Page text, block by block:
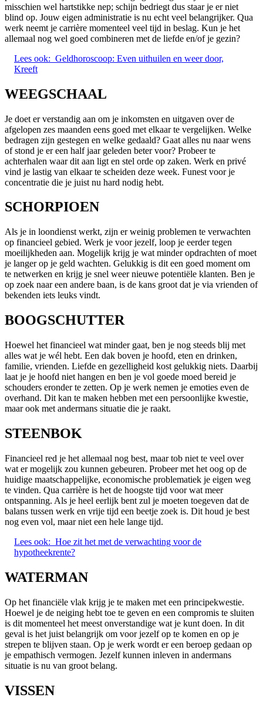
misschien wel hartstikke nep; schijn bedriegt dus staar je er niet
blind op. Jouw eigen administratie is nu echt veel belangrijker. Qua
werk neemt je carrière momenteel veel tijd in beslag. Kun je het
allemaal nog wel goed combineren met de liefde en/of je gezin?
Lees ook: Geldhoroscoop: Even uithuilen en weer door,
Kreeft
WEEGSCHAAL
Je doet er verstandig aan om je inkomsten en uitgaven over de
afgelopen zes maanden eens goed met elkaar te vergelijken. Welke
bedragen zijn gestegen en welke gedaald? Gaat alles nu naar wens
of stond je er een half jaar geleden beter voor? Probeer te
achterhalen waar dit aan ligt en stel orde op zaken. Werk en privé
vind je lastig van elkaar te scheiden deze week. Funest voor je
concentratie die je juist nu hard nodig hebt.
SCHORPIOEN
Als je in loondienst werkt, zijn er weinig problemen te verwachten
op financieel gebied. Werk je voor jezelf, loop je eerder tegen
moeilijkheden aan. Mogelijk krijg je wat minder opdrachten of moet
je langer op je geld wachten. Gelukkig is dit een goed moment om
te netwerken en krijg je snel weer nieuwe potentiële klanten. Ben je
op zoek naar een andere baan, is de kans groot dat je via vrienden of
bekenden iets leuks vindt.
BOOGSCHUTTER
Hoewel het financieel wat minder gaat, ben je nog steeds blij met
alles wat je wél hebt. Een dak boven je hoofd, eten en drinken,
familie, vrienden. Liefde en gezelligheid kost gelukkig niets. Daarbij
laat je je hoofd niet hangen en ben je vol goede moed bereid je
schouders eronder te zetten. Op je werk nemen je emoties even de
overhand. Dit kan te maken hebben met een persoonlijke kwestie,
maar ook met andermans situatie die je raakt.
STEENBOK
Financieel red je het allemaal nog best, maar tob niet te veel over
wat er mogelijk zou kunnen gebeuren. Probeer met het oog op de
huidige maatschappelijke, economische problematiek je eigen weg
te vinden. Qua carrière is het de hoogste tijd voor wat meer
ontspanning. Als je heel eerlijk bent zul je moeten toegeven dat de
balans tussen werk en vrije tijd een beetje zoek is. Dit houd je best
nog even vol, maar niet een hele lange tijd.
Lees ook: Hoe zit het met de verwachting voor de
hypotheekrente?
WATERMAN
Op het financiële vlak krijg je te maken met een principekwestie.
Hoewel je de neiging hebt toe te geven en een compromis te sluiten
is dit momenteel het meest onverstandige wat je kunt doen. In dit
geval is het juist belangrijk om voor jezelf op te komen en op je
strepen te blijven staan. Op je werk wordt er een beroep gedaan op
je empathisch vermogen. Jezelf kunnen inleven in andermans
situatie is nu van groot belang.
VISSEN